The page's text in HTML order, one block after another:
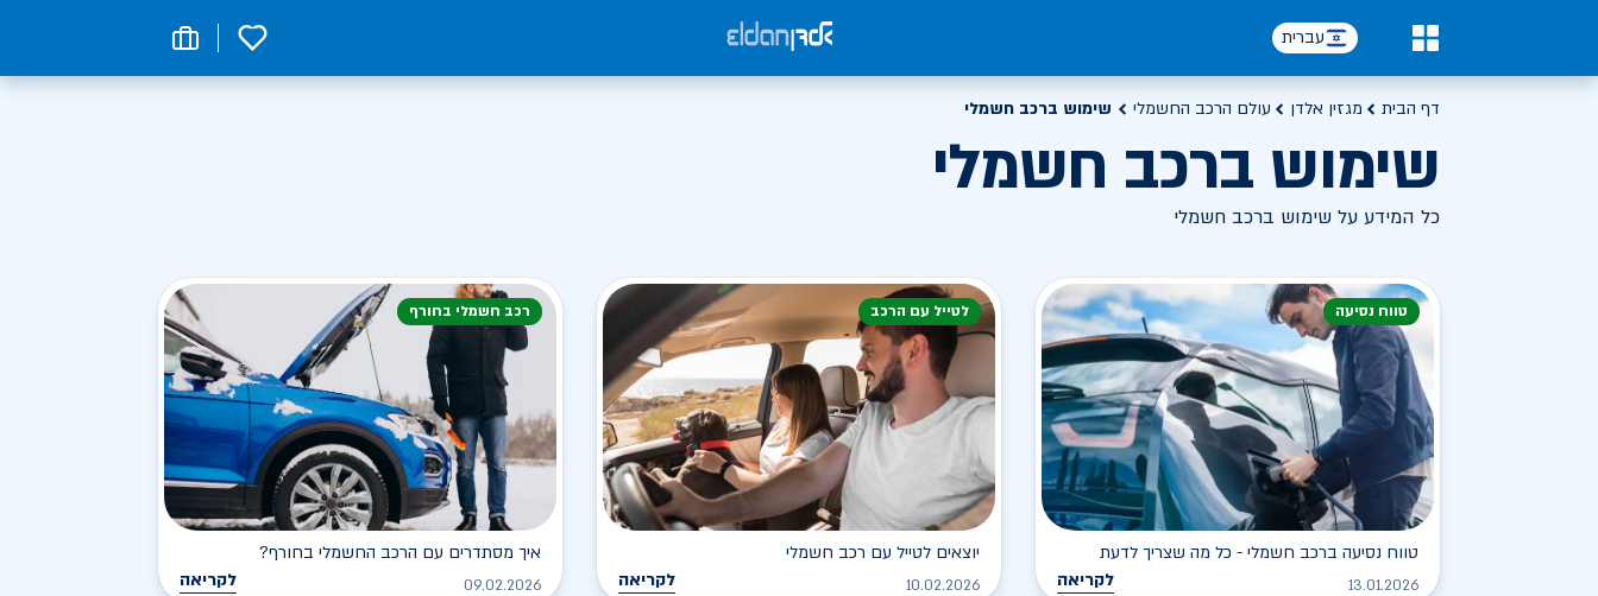
עברית 0
דף הבית מגזין אלדן עולם הרכב החשמלי שימוש ברכב חשמלי
שימוש ברכב חשמלי
כל המידע על שימוש ברכב חשמלי
טווח נסיעה
טווח נסיעה ברכב חשמלי - כל מה שצריך לדעת
13.01.2026 לקריאה
לטייל עם הרכב
יוצאים לטייל עם רכב חשמלי
10.02.2026 לקריאה
רכב חשמלי בחורף
איך מסתדרים עם הרכב החשמלי בחורף?
09.02.2026 לקריאה